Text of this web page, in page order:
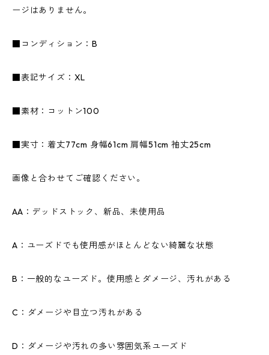
ージはありません。
■コンディション：B
■表記サイズ：XL
■素材：コットン100
■実寸：着丈77cm 身幅61cm 肩幅51cm 袖丈25cm
画像と合わせてご確認ください。
AA：デッドストック、新品、未使用品
A：ユーズドでも使用感がほとんどない綺麗な状態
B：一般的なユーズド。使用感とダメージ、汚れがある
C：ダメージや目立つ汚れがある
D：ダメージや汚れの多い雰囲気系ユーズド